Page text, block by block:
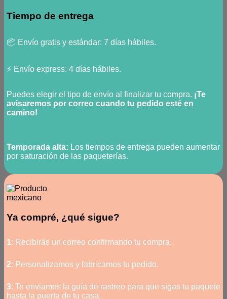
Tiempo de entrega
📦 Envío gratis y estándar: 7 días hábiles.
⚡ Envío express: 4 días hábiles.
Puedes elegir el tipo de envío al finalizar tu compra. ¡Te
avisaremos por correo cuando tu pedido esté en
camino!
Temporada alta: Los tiempos de entrega pueden aumentar
por saturación de las paqueterías.
Ya compré, ¿qué sigue?
1: Recibirás un correo confirmando tu compra.
2: Personalizamos y fabricamos tu pedido.
3: Te enviamos la guía de rastreo para que sigas tu paquete
hasta la puerta de tu casa.